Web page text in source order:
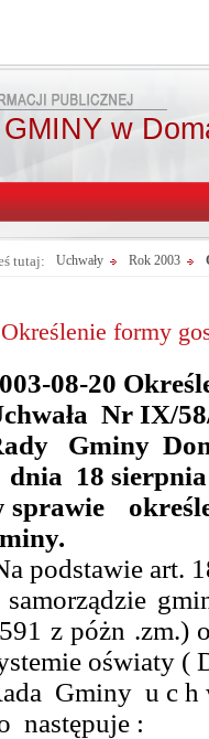
w
tutaj: Uchwały Rok 2003
Określenie formy
08-20
Nr IX/
Gminy
dnia 18 sierpnia
sprawie
podstawie art.
samorządzie
z póżn .zm.)
oświaty (
Gminy u c h
następuje :